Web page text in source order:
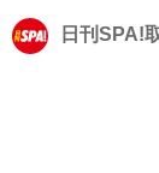
日刊SPA!